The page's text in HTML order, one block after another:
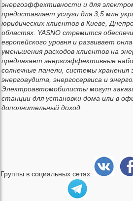
энергоэффективности и для
предоставляет услуги для 3,5 млн
юридических клиентов в Киеве,
областях. YASNO стремится
европейского уровня и развивает
уменьшения расходов клиентов на
предлагает энергоэффективные
солнечные панели, системы хранения
энергоаудита, энергосервиса и
Электроавтомобилисты могут
станции для установки дома или в
дополнительный доход.
Группы в социальных сетях: